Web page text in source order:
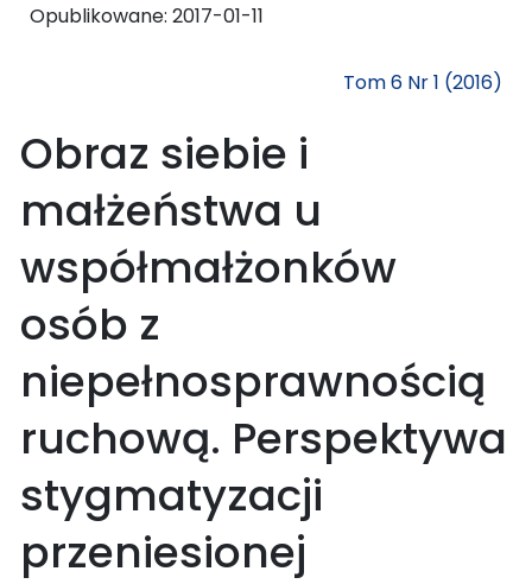
Opublikowane: 2017-01-11
Tom 6 Nr 1 (2016)
Obraz siebie i
małżeństwa u
współmałżonków
osób z
niepełnosprawnością
ruchową. Perspektywa
stygmatyzacji
przeniesionej